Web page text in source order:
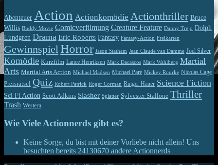
Abenteuer Action Actionkomödie Actionthriller Bruce
Willis Buddy Movie Comicverfilmung Creature Feature Danny Trejo Dolph
Lundgren Drama Eric Roberts Fantasy Fantasy-Action Freikarten
Gewinnspiel Horror Jason Statham Jean Claude van Damme Joel Silver
Komödie Kurzfilm Lance Henriksen Mark Dacascos Mark Wahlberg Martial
Arts Martial Arts Action Michael Madsen Michael Paré Mickey Rourke Nicolas Cage
Preisrätsel Quiz Robert Patrick Roger Corman Rutger Hauer Science Fiction
Sci Fi Action Scott Adkins Slasher Splatter Sylvester Stallone Thriller
Trash Western
Wie Viele Actionnerds gibt es?
Keine Sorge, du bist mit deiner Vorliebe nicht allein! Uns
besuchten bereits 24130670 andere Actionnerds